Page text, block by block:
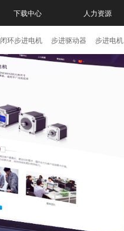
下载中心 人力资源
闭环步进电机 步进驱动器 步进电机